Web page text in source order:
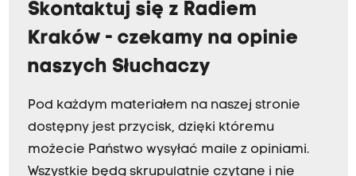
Skontaktuj się z Radiem
Kraków - czekamy na opinie
naszych Słuchaczy
Pod każdym materiałem na naszej stronie
dostępny jest przycisk, dzięki któremu
możecie Państwo wysyłać maile z opiniami.
Wszystkie będą skrupulatnie czytane i nie